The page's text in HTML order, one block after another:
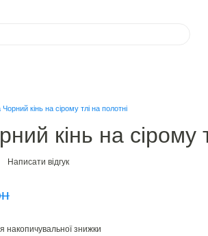
Чорний кінь на сірому тлі на полотні
кінь на сірому
Написати відгук
накопичувальної знижки